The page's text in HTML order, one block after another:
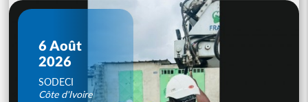
6 Août
2026
SODECI
Côte d'Ivoire